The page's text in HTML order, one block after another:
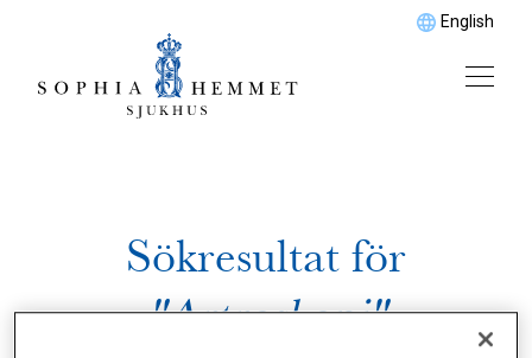
English
Sökresultat för
"Artroskopi"